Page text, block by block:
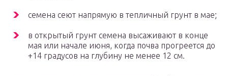
семена сеют напрямую в тепличный грунт в мае;
в открытый грунт семена высаживают в конце
мая или начале июня, когда почва прогреется до
+14 градусов на глубину не менее 12 см.